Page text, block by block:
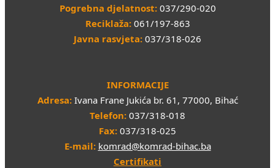
Pogrebna djelatnost: 037/290-020
Reciklaža: 061/197-863
Javna rasvjeta: 037/318-026
INFORMACIJE
Adresa: Ivana Frane Jukića br. 61, 77000, Bihać
Telefon: 037/318-018
Fax: 037/318-025
E-mail: komrad@komrad-bihac.ba
Certifikati